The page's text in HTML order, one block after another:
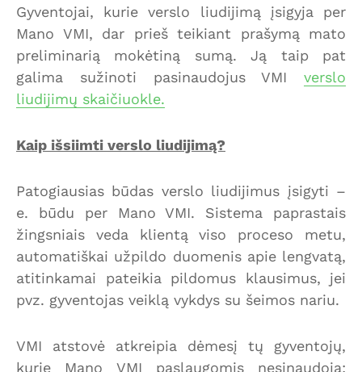
Gyventojai, kurie verslo liudijimą įsigyja per
Mano VMI, dar prieš teikiant prašymą mato
preliminarią mokėtiną sumą. Ją taip pat
galima sužinoti pasinaudojus VMI verslo
liudijimų skaičiuokle.
Kaip išsiimti verslo liudijimą?
Patogiausias būdas verslo liudijimus įsigyti –
e. būdu per Mano VMI. Sistema paprastais
žingsniais veda klientą viso proceso metu,
automatiškai užpildo duomenis apie lengvatą,
atitinkamai pateikia pildomus klausimus, jei
pvz. gyventojas veiklą vykdys su šeimos nariu.
VMI atstovė atkreipia dėmesį tų gyventojų,
kurie Mano VMI paslaugomis nesinaudoja: